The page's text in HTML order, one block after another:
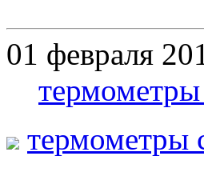
01 февраля
термометры